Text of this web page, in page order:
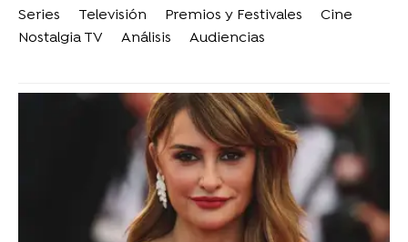
Series Televisión Premios y Festivales
Cine
Nostalgia TV
Análisis Audiencias